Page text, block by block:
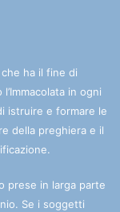
ha il fine di
in ogni
istruire e formare le
della preghiera e il
prese in larga parte
Se i soggetti